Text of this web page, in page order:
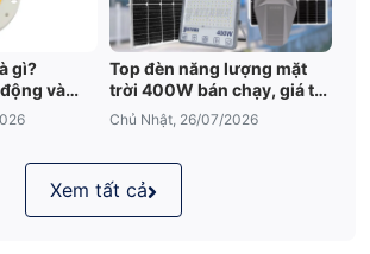
gì?
và
Top đèn năng lượng mặt
trời 400W bán chạy, giá tốt
2026
Chủ Nhật, 26/07/2026
Xem tất cả